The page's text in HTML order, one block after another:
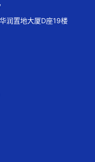
润置地大厦D座19楼